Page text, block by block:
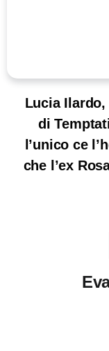
Lucia
di
l’unico ce
che l’ex